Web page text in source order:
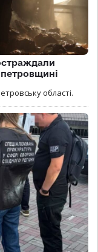
області.